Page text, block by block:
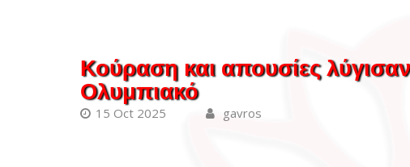
Κούραση και απουσίες
Ολυμπιακό
15 Oct 2025 gavros